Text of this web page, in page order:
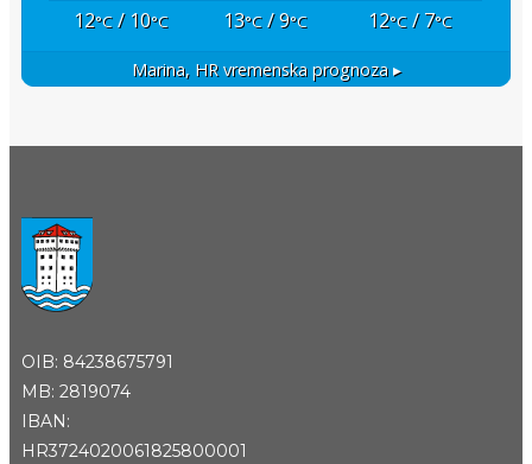
12°C/ 10°C 13°C/ 9°C 12°C/ 7°C
Marina, HRvremenska prognoza ▸
OIB: 84238675791
MB: 2819074
IBAN:
HR3724020061825800001